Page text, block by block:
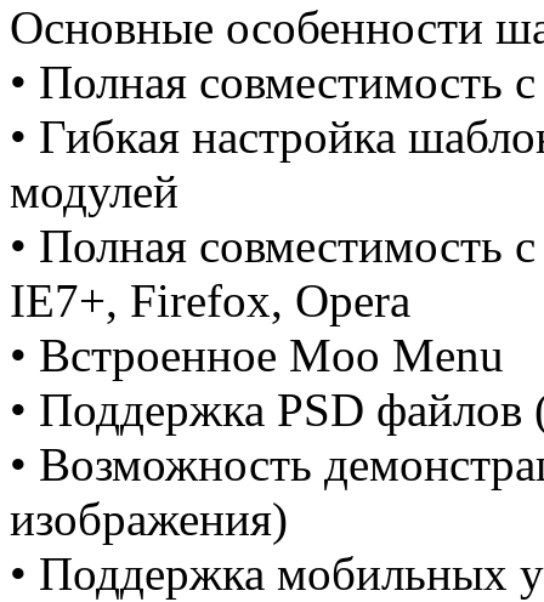
Основные особенности
• Полная совместимость
• Гибкая настройка
модулей
• Полная совместимость
IE7+, Firefox, Opera
• Встроенное Moo Menu
• Поддержка PSD файлов
• Возможность
изображения)
• Поддержка мобильных